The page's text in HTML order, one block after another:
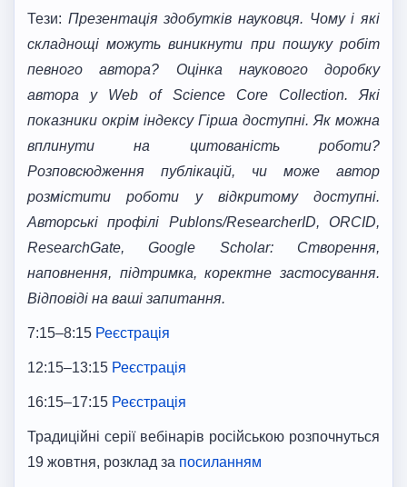
Тези: Презентація здобутків науковця. Чому і які
складнощі можуть виникнути при пошуку робіт
певного автора? Оцінка
наукового
доробку
автора
уWeb of Science Core Collection.Які
показники окрім індексу Гірша доступні. Як можна
вплинути на цитованість роботи?
Розповсюдження публікацій, чи може автор
розмістити роботи у відкритому доступні.
Авторські профілі Publons/ResearcherID, ORCID,
ResearchGate, Google Scholar: Створення,
наповнення, підтримка, коректне застосування.
Відповіді на ваші запитання.
7:15–8:15 Реєстрація
12:15–13:15 Реєстрація
16:15–17:15 Реєстрація
Традиційні серії вебінарів російською розпочнуться
19 жовтня, розклад за посиланням